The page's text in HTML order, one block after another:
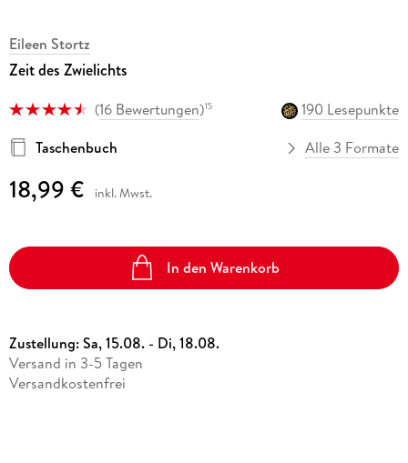
Eileen Stortz
Zeit des Zwielichts
(16 Bewertungen)15
190 Lesepunkte
Taschenbuch
Alle 3 Formate
18,99 € inkl. Mwst.
In den Warenkorb
Zustellung:Sa, 15.08. - Di, 18.08.
Versand in 3-5 Tagen
Versandkostenfrei